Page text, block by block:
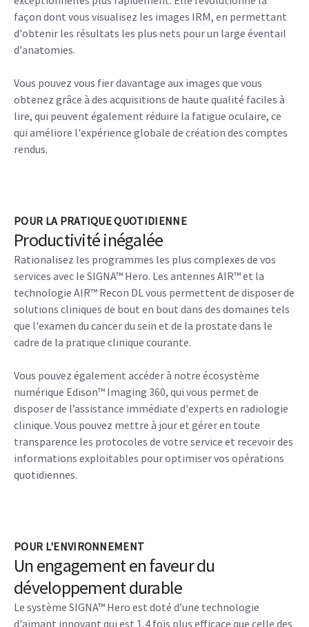
couverture d’acquisition pour les examens du corps entier.
Cela signifie moins de réglages et plus d'examens cliniques.
POUR DES ACQUISITIONS PLUS NETTES
Qualité d'image exceptionnelle
Les images plus nettes facilitent le diagnostic, et avec
notre technologie de pointe basée sur l'apprentissage
d'obtenir les résultats les plus nets pour un large éventail
d'anatomies.
Vous pouvez vous fier davantage aux images que vous
obtenez grâce à des acquisitions de haute qualité faciles à
lire, qui peuvent également réduire la fatigue oculaire, ce
qui améliore l'expérience globale de création des comptes
rendus.
POUR LA PRATIQUE QUOTIDIENNE
Productivité inégalée
Rationalisez les programmes les plus complexes de vos
services avec le SIGNA™ Hero. Les antennes AIR™ et la
technologie AIR™ Recon DL vous permettent de disposer de
Vous pouvez également accéder à notre écosystème
numérique Edison™ Imaging 360, qui vous permet de
disposer de l’assistance immédiate d'experts en radiologie
clinique. Vous pouvez mettre à jour et gérer en toute